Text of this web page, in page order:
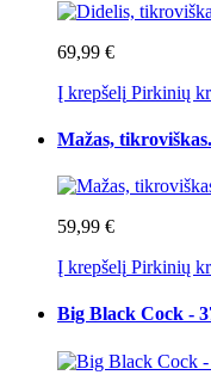
69,99 €
Į krepšelį Pirkinių
Mažas,
59,99 €
Į krepšelį Pirkinių
Big Black Cock -